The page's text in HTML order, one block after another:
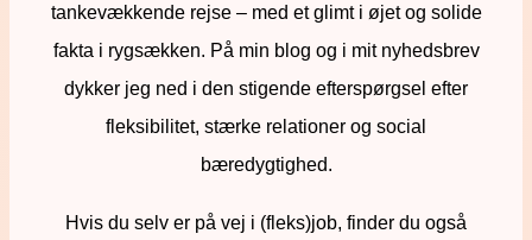
tankevækkende rejse – med et glimt i øjet og solide
fakta i rygsækken. På min blog og i mit nyhedsbrev
dykker jeg ned i den stigende efterspørgsel efter
fleksibilitet, stærke relationer og social
bæredygtighed.
Hvis du selv er på vej i (fleks)job, finder du også